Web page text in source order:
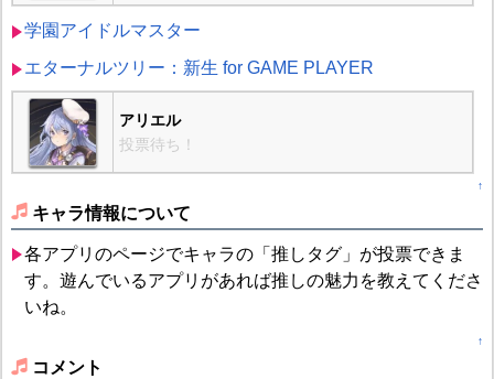
学園アイドルマスター
エターナルツリー：新生 for GAME PLAYER
アリエル
投票待ち！
↑
キャラ情報について
各アプリのページでキャラの「推しタグ」が投票できま
す。遊んでいるアプリがあれば推しの魅力を教えてくださ
いね。
↑
コメント